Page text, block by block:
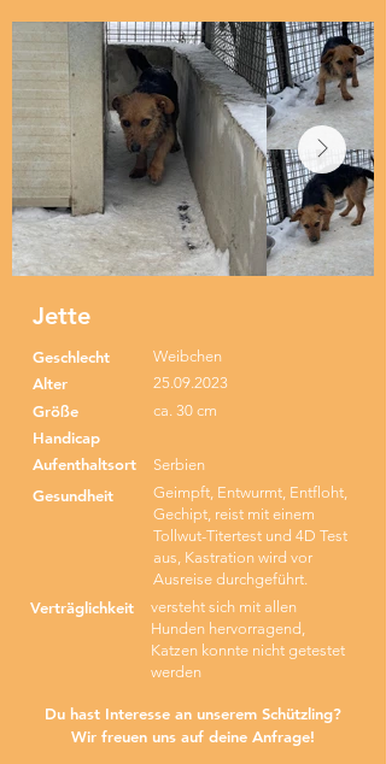
Jette
Geschlecht
Alter
Größe
Handicap
Aufenthaltsort
Weibchen
25.09.2023
ca. 30 cm
Serbien
Gesundheit
Geimpft, Entwurmt, Entfloht,
Gechipt, reist mit einem
Tollwut-Titertest und 4D Test
aus, Kastration wird vor
Ausreise durchgeführt.
Verträglichkeit
versteht sich mit allen
Hunden hervorragend,
Katzen konnte nicht getestet
werden
Du hast Interesse an unserem Schützling?
Wir freuen uns auf deine Anfrage!